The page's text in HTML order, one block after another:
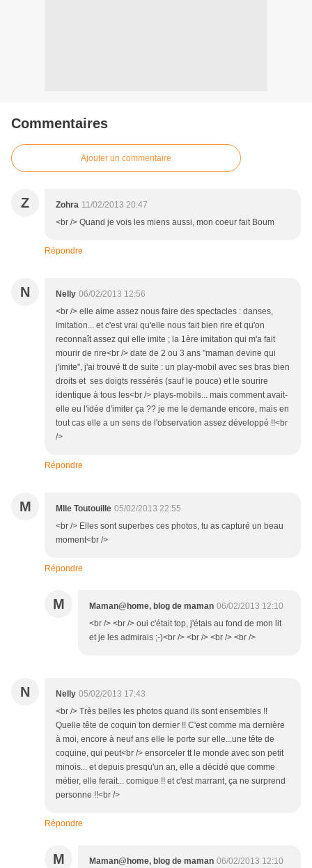
Commentaires
Ajouter un commentaire
Z Zohra 11/02/2013 20:47
<br /> Quand je vois les miens aussi, mon coeur fait Boum
Répondre
N Nelly 06/02/2013 12:56
<br /> elle aime assez nous faire des spectacles : danses,
imitation... et c'est vrai qu'elle nous fait bien rire et qu'on
reconnaît assez qui elle imite ; la 1ère imitation qui m'a fait
mourir de rire<br /> date de 2 ou 3 ans "maman devine qui
j'imite", j'ai trouvé tt de suite : un play-mobil avec ses bras bien
droits et ses doigts ressérés (sauf le pouce) et le sourire
identique à tous les<br /> plays-mobils... mais comment avait-
elle eu l'idée d'imiter ça ?? je me le demande encore, mais en
tout cas elle a un sens de l'observation assez développé !!<br
/>
Répondre
M Mlle Toutouille 05/02/2013 22:55
<br /> Elles sont superbes ces photos, tu as capturé un beau
moment<br />
Répondre
M Maman@home, blog de maman 06/02/2013 12:10
<br /> <br /> oui c'était top, j'étais au fond de mon lit
et je les admirais ;-)<br /> <br /> <br /> <br />
N Nelly 05/02/2013 17:43
<br /> Très belles les photos quand ils sont ensembles !!
Quelle tête de coquin ton dernier !! C'est comme ma dernière
à moi, encore à neuf ans elle le porte sur elle...une tête de
coquine, qui peut<br /> ensorceler tt le monde avec son petit
minois... et depuis presqu'un an, elle a décidé que comme
métier, elle ferait... comique !! et c'est marrant, ça ne surprend
personne !!<br />
Répondre
M Maman@home, blog de maman 06/02/2013 12:10